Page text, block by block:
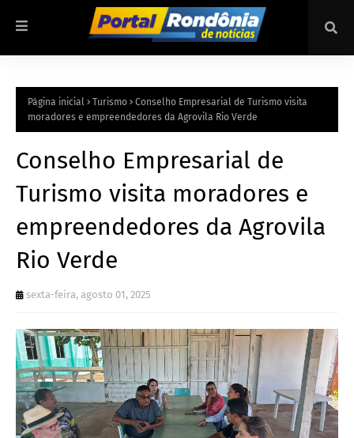
Página inicial Turismo
Conselho Empresarial de Turismo visita
moradores e empreendedores da Agrovila Rio Verde
Conselho Empresarial de
Turismo visita moradores e
empreendedores da Agrovila
Rio Verde
sexta-feira, agosto 01, 2025